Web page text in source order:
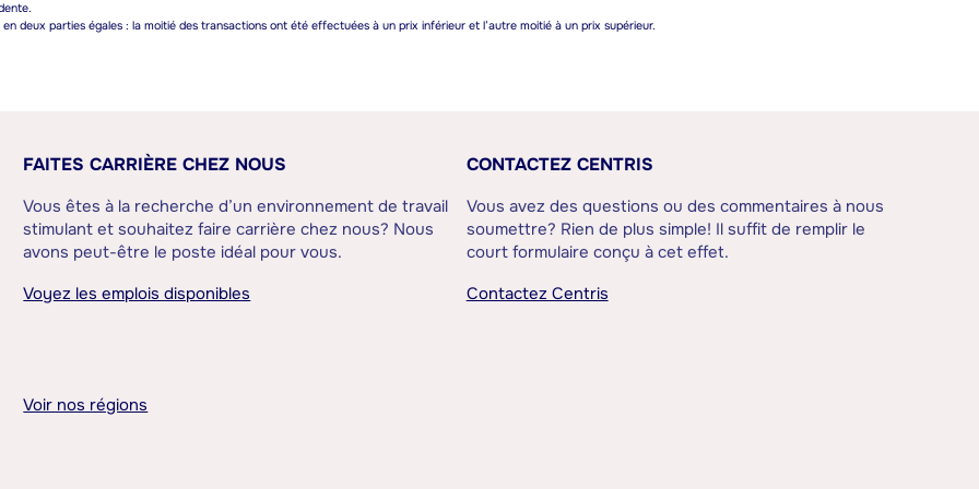
deux parties égales : la moitié des transactions ont été effectuées à un prix inférieur et l’autre moitié à un prix supérieur.
FAITES CARRIÈRE CHEZ NOUS
Vous êtes à la recherche d’un environnement de travail
stimulant et souhaitez faire carrière chez nous? Nous
avons peut-être le poste idéal pour vous.
Voyez les emplois disponibles
CONTACTEZ CENTRIS
Vous avez des questions ou des commentaires à nous
soumettre? Rien de plus simple! Il suffit de remplir le
court formulaire conçu à cet effet.
Contactez Centris
Voir nos régions